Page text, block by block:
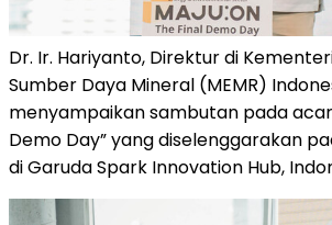
Dr. Ir. Hariyanto, Direktur di
Sumber Daya Mineral (MEMR)
menyampaikan sambutan pada
Demo Day” yang diselenggarakan
di Garuda Spark Innovation Hub,